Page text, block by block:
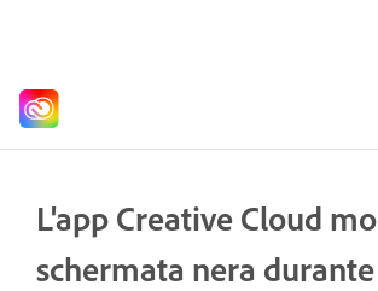
L'app Creative Cloud
schermata nera